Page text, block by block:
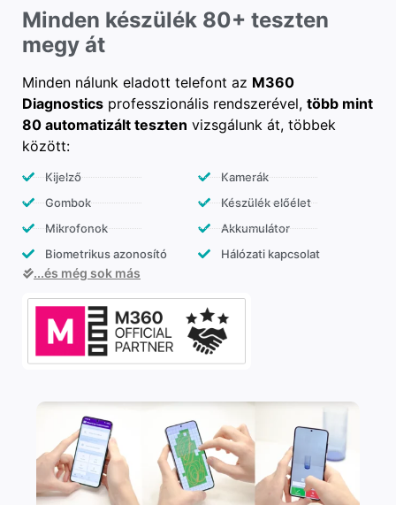
Minden készülék 80+ teszten
megy át
Minden nálunk eladott telefont az M360
Diagnostics professzionális rendszerével, több mint
80 automatizált teszten vizsgálunk át, többek
között:
Kijelző
Gombok
Mikrofonok
Biometrikus azonosító
Kamerák
Készülék előélet
Akkumulátor
Hálózati kapcsolat
...és még sok más